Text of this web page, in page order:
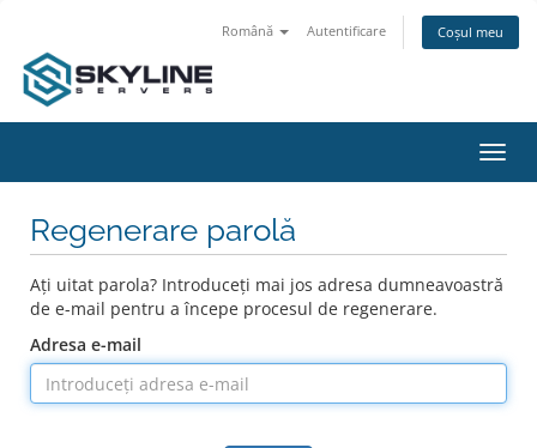
Română Autentificare Coșul meu
Regenerare parolă
Ați uitat parola? Introduceți mai jos adresa dumneavoastră
de e-mail pentru a începe procesul de regenerare.
Adresa e-mail